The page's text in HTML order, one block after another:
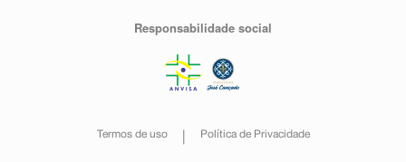
Responsabilidade social
Termos de uso Política de Privacidade